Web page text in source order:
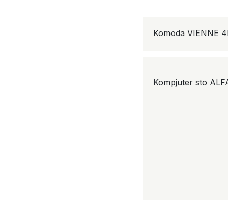
Komoda VIENNE
Kompjuter sto